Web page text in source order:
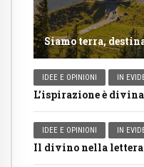
Siamo terra,
IDEE E OPINIONI IN
L’ispirazione è divina
IDEE E OPINIONI IN
Il divino nella